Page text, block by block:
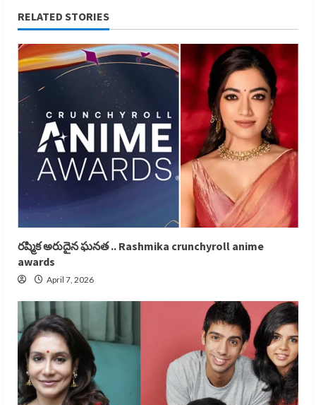
RELATED STORIES
రష్మిక అరుదైన ఘనత .. Rashmika crunchyroll anime
awards
April 7, 2026